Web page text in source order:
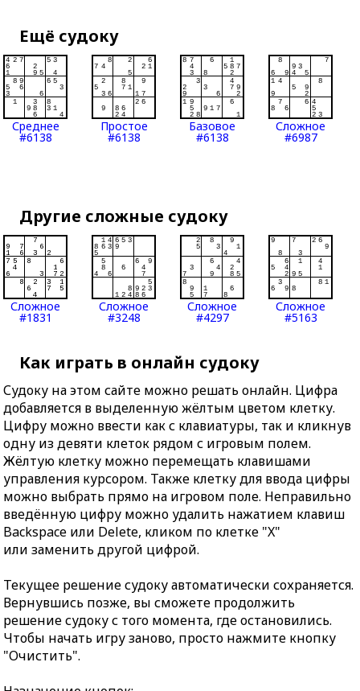
Ещё судоку
Среднее
#6138
Простое
#6138
Базовое
#6138
Сложное
#6987
Другие сложные судоку
Сложное
#1831
Сложное
#3248
Сложное
#4297
Сложное
#5163
Как играть в онлайн судоку
Судоку на этом сайте можно решать онлайн. Цифра
добавляется в выделенную жёлтым цветом клетку.
Цифру можно ввести как с клавиатуры, так и кликнув
одну из девяти клеток рядом с игровым полем.
Жёлтую клетку можно перемещать клавишами
управления курсором. Также клетку для ввода цифры
можно выбрать прямо на игровом поле. Неправильно
введённую цифру можно удалить нажатием клавиш
Backspace или Delete, кликом по клетке "X"
или заменить другой цифрой.
Текущее решение судоку автоматически сохраняется.
Вернувшись позже, вы сможете продолжить
решение судоку с того момента, где остановились.
Чтобы начать игру заново, просто нажмите кнопку
"Очистить".